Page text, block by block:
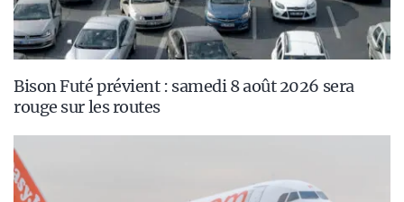
Bison Futé prévient : samedi 8 août 2026 sera
rouge sur les routes